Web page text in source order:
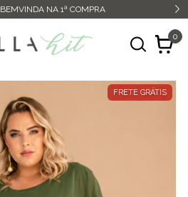
NA 1ª COMPRA
0
FRETE GRÁTIS